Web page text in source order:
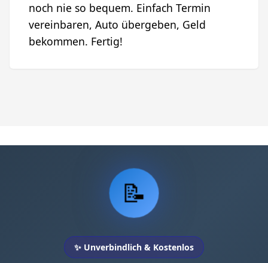
noch nie so bequem. Einfach Termin
vereinbaren, Auto übergeben, Geld
bekommen. Fertig!
📝
✨ Unverbindlich & Kostenlos